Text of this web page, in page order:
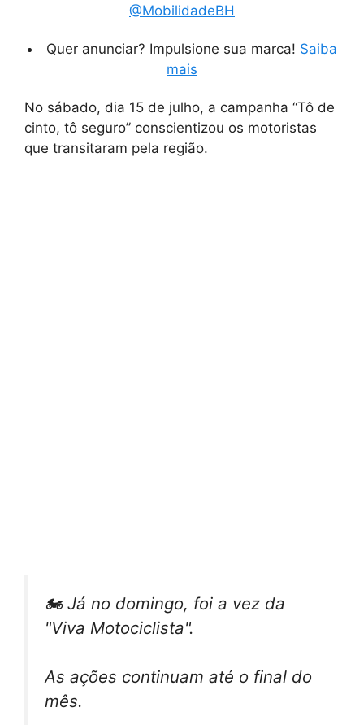
@MobilidadeBH
Quer anunciar? Impulsione sua marca! Saiba
mais
No sábado, dia 15 de julho, a campanha “Tô de
cinto, tô seguro” conscientizou os motoristas
que transitaram pela região.
🏍️ Já no domingo, foi a vez da
"Viva Motociclista".
As ações continuam até o final do
mês.